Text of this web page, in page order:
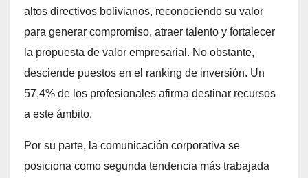
altos directivos bolivianos, reconociendo su valor
para generar compromiso, atraer talento y fortalecer
la propuesta de valor empresarial. No obstante,
desciende puestos en el ranking de inversión. Un
57,4% de los profesionales afirma destinar recursos
a este ámbito.
Por su parte, la comunicación corporativa se
posiciona como segunda tendencia más trabajada